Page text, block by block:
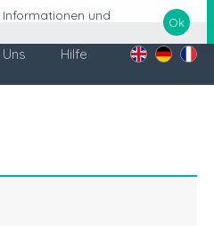
Hilfe
Informationen und
Ok